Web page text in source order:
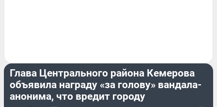
Глава Центрального района Кемерова
объявила награду «за голову» вандала-
анонима, что вредит городу